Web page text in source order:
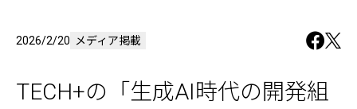
2026/2/20 メディア掲載
TECH+の「生成AI時代の開発組